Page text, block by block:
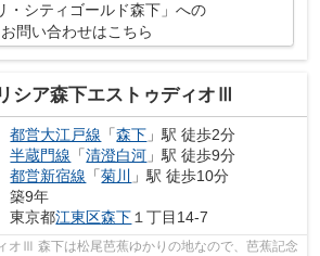
・シティゴールド森下」への
お問い合わせはこちら
シア森下エストゥディオⅢ
都営大江戸線 「森下 」駅 徒歩2分
半蔵門線 「清澄白河 」駅 徒歩9分
都営新宿線 「菊川 」駅 徒歩10分
築9年
東京都江東区森下 １丁目14-7
、芭蕉記念